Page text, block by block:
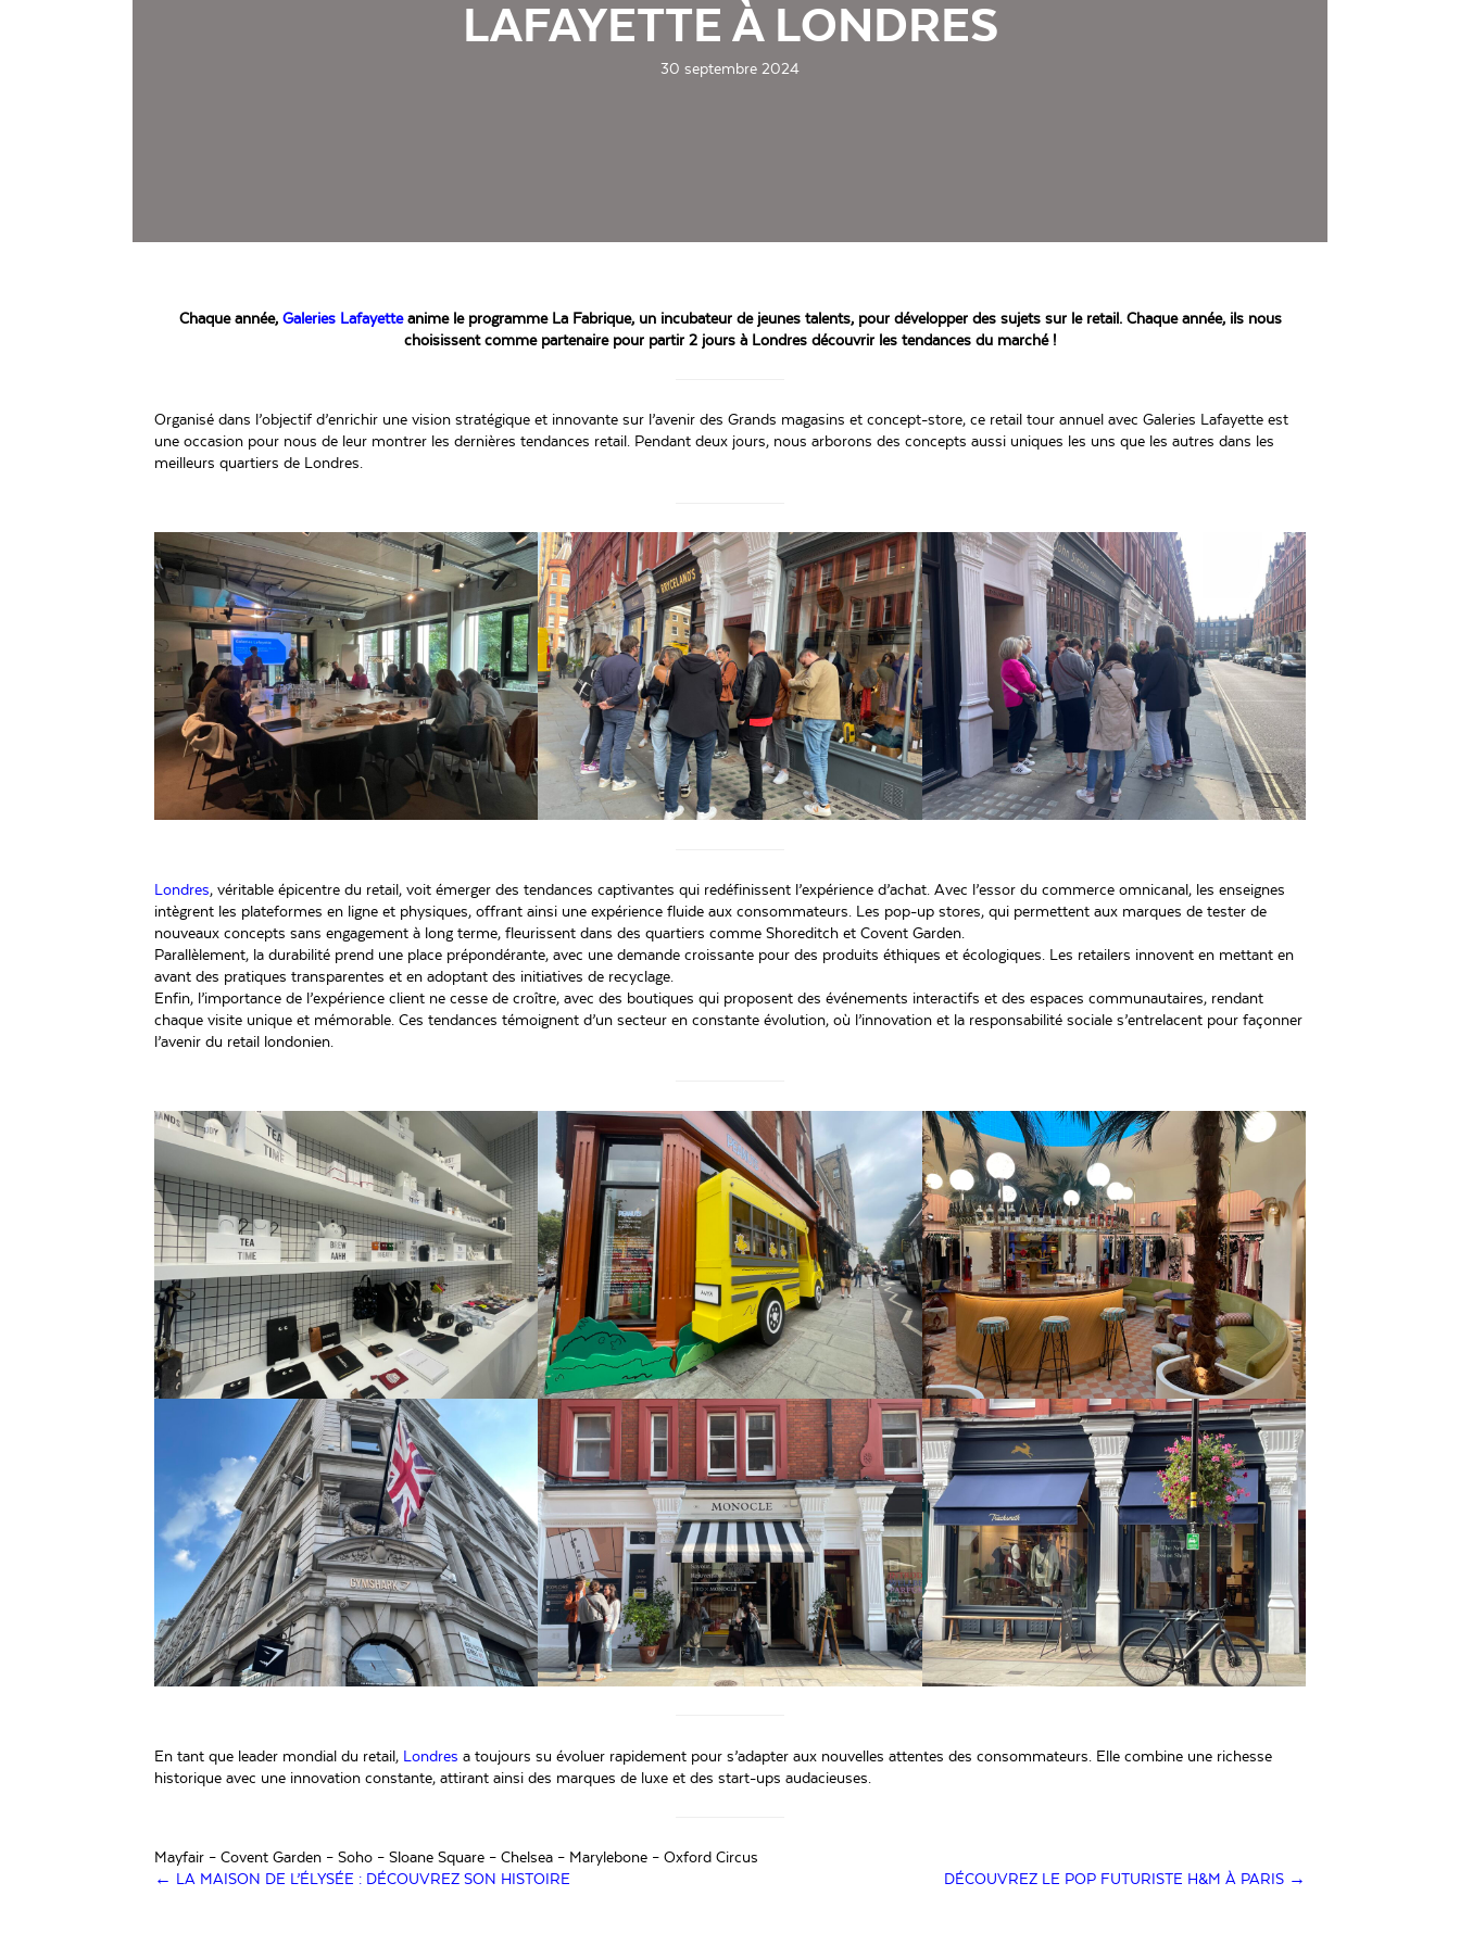
LAFAYETTE À LONDRES
30 septembre 2024
Chaque année, Galeries Lafayetteanime le programme La Fabrique, un incubateur de jeunes talents, pour développer des sujets sur le retail. Chaque année, ils nous
choisissent comme partenaire pour partir 2 jours à Londres découvrir les tendances du marché !
Organisé dans l’objectif d’enrichir une vision stratégique et innovante sur l’avenir des Grands magasins et concept-store, ce retail tour annuel avec Galeries Lafayette est
une occasion pour nous de leur montrer les dernières tendances retail. Pendant deux jours, nous arborons des concepts aussi uniques les uns que les autres dans les
meilleurs quartiers de Londres.
Londres, véritable épicentre du retail, voit émerger des tendances captivantes qui redéfinissent l’expérience d’achat. Avec l’essor du commerce omnicanal, les enseignes
intègrent les plateformes en ligne et physiques, offrant ainsi une expérience fluide aux consommateurs. Les pop-up stores, qui permettent aux marques de tester de
nouveaux concepts sans engagement à long terme, fleurissent dans des quartiers comme Shoreditch et Covent Garden.
Parallèlement, la durabilité prend une place prépondérante, avec une demande croissante pour des produits éthiques et écologiques. Les retailers innovent en mettant en
avant des pratiques transparentes et en adoptant des initiatives de recyclage.
Enfin, l’importance de l’expérience client ne cesse de croître, avec des boutiques qui proposent des événements interactifs et des espaces communautaires, rendant
chaque visite unique et mémorable. Ces tendances témoignent d’un secteur en constante évolution, où l’innovation et la responsabilité sociale s’entrelacent pour façonner
l’avenir du retail londonien.
En tant que leader mondial du retail, Londres a toujours su évoluer rapidement pour s’adapter aux nouvelles attentes des consommateurs. Elle combine une richesse
historique avec une innovation constante, attirant ainsi des marques de luxe et des start-ups audacieuses.
Mayfair – Covent Garden – Soho – Sloane Square – Chelsea – Marylebone – Oxford Circus
Posts
← LA MAISON DE L’ÉLYSÉE : DÉCOUVREZ SON HISTOIRE DÉCOUVREZ LE POP FUTURISTE H&M À PARIS →